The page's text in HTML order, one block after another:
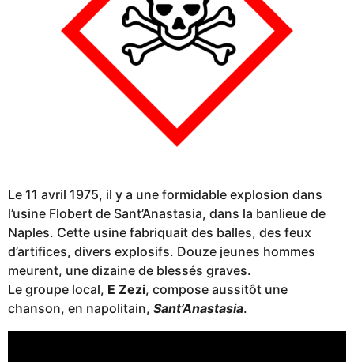
Le 11 avril 1975, il y a une formidable explosion dans
l’usine Flobert de Sant’Anastasia, dans la banlieue de
Naples. Cette usine fabriquait des balles, des feux
d’artifices, divers explosifs. Douze jeunes hommes
meurent, une dizaine de blessés graves.
Le groupe local, E Zezi, compose aussitôt une
chanson, en napolitain, Sant’Anastasia.